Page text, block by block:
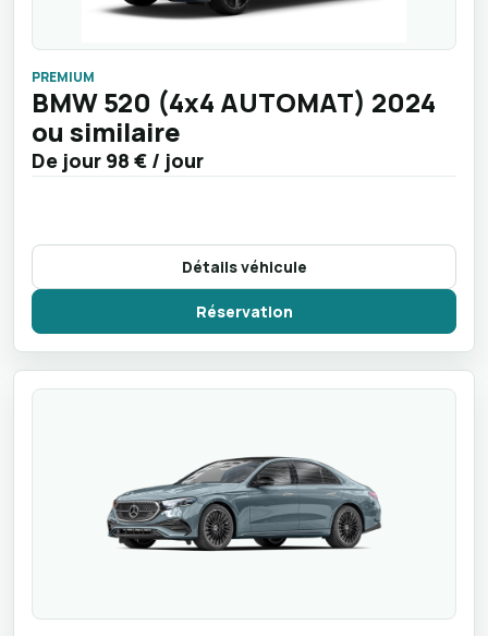
PREMIUM
BMW 520 (4x4 AUTOMAT) 2024
ou similaire
De jour 98 € / jour
Détails véhicule
Réservation